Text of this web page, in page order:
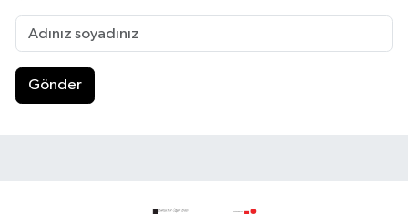
Gönder